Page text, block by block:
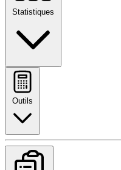
Statistiques
Outils